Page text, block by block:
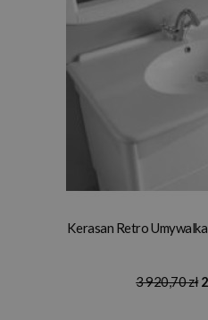
Kerasan Retro
3 920,70 zł